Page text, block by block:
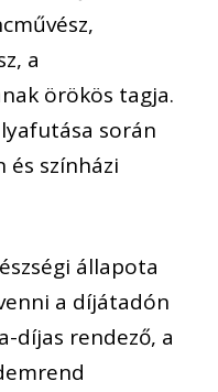
a
örökös tagja.
során
és színházi
állapota
a díjátadón
díjas rendező, a